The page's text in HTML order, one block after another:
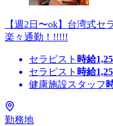
【週2日〜ok】台湾式セ
楽々通勤！!!!!!
セラピスト 時給
セラピスト 時給
健康施設スタッフ
勤務地